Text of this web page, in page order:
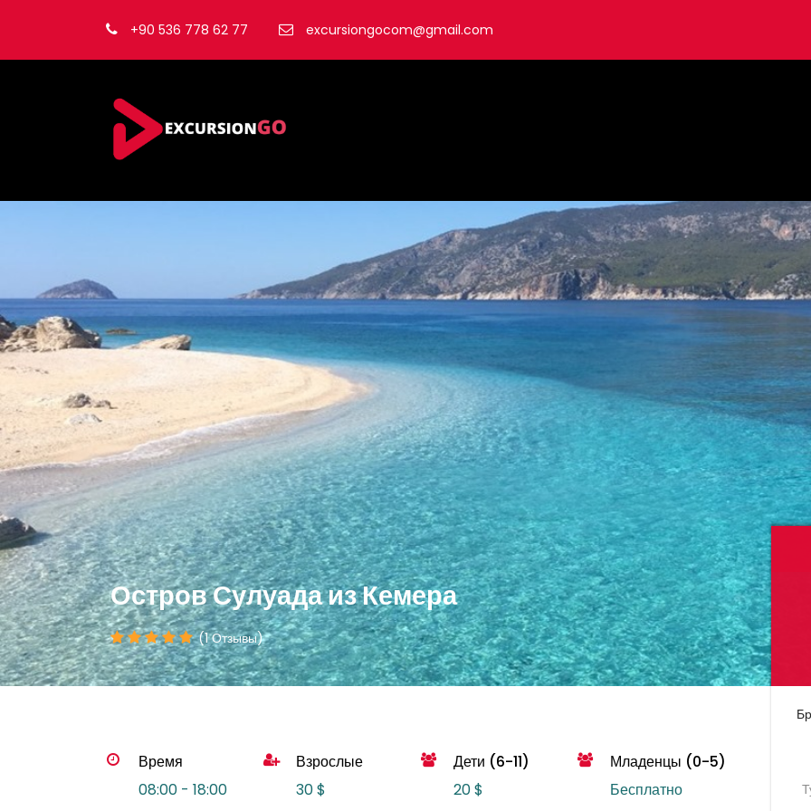
+90 536 778 62 77 excursiongocom@gmail.com
Остров Сулуада из Кемера
(1 Отзывы)
Время
08:00 - 18:00
Взрослые
30 $
Дети (6-11)
20 $
Младенцы (0-5)
Бесплатно